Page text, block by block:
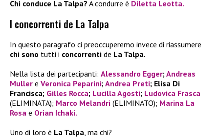
Chi conduce La Talpa? A condurre è Diletta Leotta.
I concorrenti de La Talpa
In questo paragrafo ci preoccuperemo invece di riassumere
chi sono tutti i concorrenti de La Talpa.
Nella lista dei partecipanti: Alessandro Egger; Andreas
Muller e Veronica Peparini; Andrea Preti; Elisa Di
Francisca; Gilles Rocca; Lucilla Agosti; Ludovica Frasca
(ELIMINATA); Marco Melandri (ELIMINATO); Marina La
Rosa e Orian Ichaki.
Uno di loro è La Talpa , ma chi?